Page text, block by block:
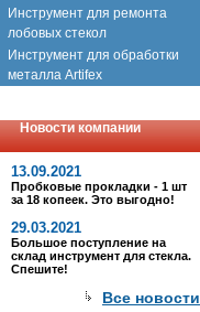
Инструмент для ремонта
лобовых стекол
Инструмент для обработки
металла Artifex
Новости компании
13.09.2021
Пробковые прокладки - 1 шт
за 18 копеек. Это выгодно!
29.03.2021
Большое поступление на
склад инструмент для стекла.
Спешите!
Все новости